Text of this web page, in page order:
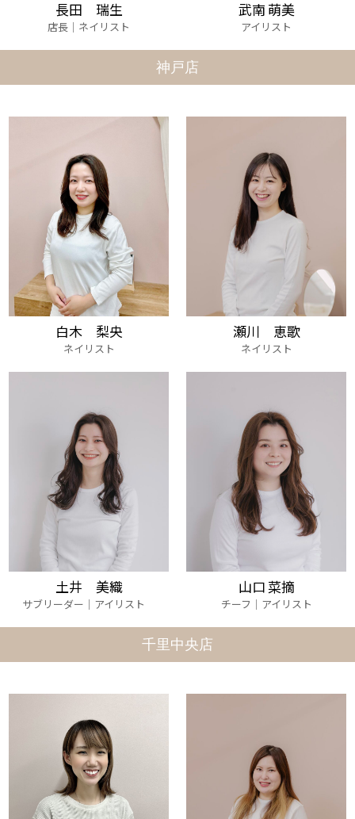
長田 瑞生
店長｜ネイリスト
武南 萌美
アイリスト
神戸店
白木 梨央
ネイリスト
瀬川 恵歌
ネイリスト
土井 美織
サブリーダー│アイリスト
山口 菜摘
チーフ｜アイリスト
千里中央店